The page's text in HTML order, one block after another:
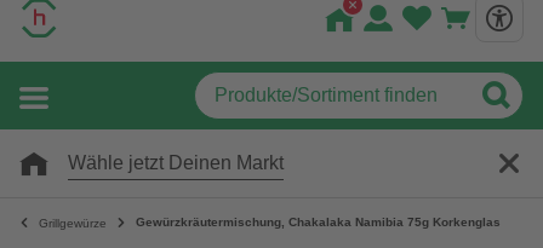
Wähle jetzt Deinen Markt
Grillgewürze Gewürzkräutermischung, Chakalaka Namibia 75g Korkenglas